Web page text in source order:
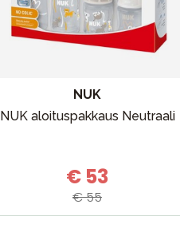
NUK
NUK aloituspakkaus Neutraali
€ 53
€ 55